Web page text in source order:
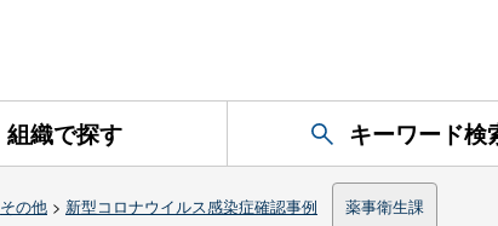
組織で探す キーワード検
その他 > 新型コロナウイルス感染症確認事例 薬事衛生課